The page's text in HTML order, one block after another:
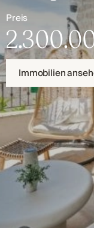
Preis
Immobilien